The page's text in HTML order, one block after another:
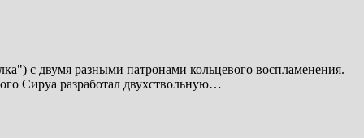
с двумя разными патронами кольцевого воспламенения.
Сируа разработал двухствольную…